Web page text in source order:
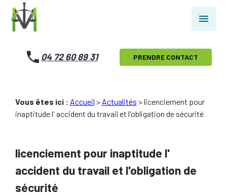
menu
04 72 60 89 31 PRENDRE CONTACT
Vous êtes ici : Accueil > Actualités > licenciement pour
inaptitude l' accident du travail et l'obligation de sécurité
licenciement pour inaptitude l'
accident du travail et l'obligation de
sécurité
Panneau de gestion des cookies